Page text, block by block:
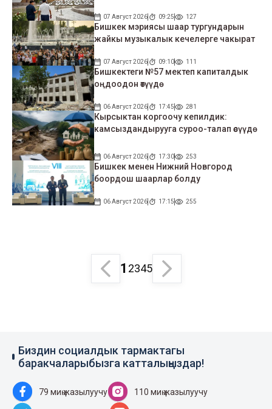
07 Август 2026 09:25 127
Бишкек мэриясы шаар тургундарын
жайкы музыкалык кечелерге чакырат
07 Август 2026 09:10 111
Бишкектеги №57 мектеп капиталдык
оңдоодон өтүүдө
06 Август 2026 17:45 281
Кырсыктан коргоочу кепилдик:
камсыздандырууга суроо-талап өсүүдө
06 Август 2026 17:30 253
Бишкек менен Нижний Новгород
боордош шаарлар болду
06 Август 2026 17:15 255
1 2345
Биздин социалдык тармактагы
баракчаларыбызга катталыңыздар!
79 миң жазылуучу 110 миң жазылуучу